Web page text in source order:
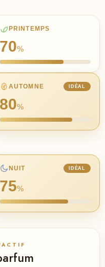
PRINTEMPS
70%
AUTOMNE IDÉAL
80%
NUIT IDÉAL
75%